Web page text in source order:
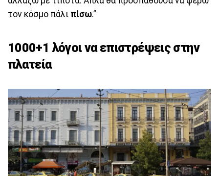
τον κόσμο πάλι πίσω.”
1000+1 λόγοι να επιστρέψεις στην
πλατεία